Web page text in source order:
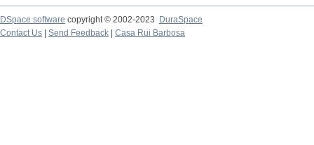
DSpace software copyright © 2002-2023
DuraSpace
Contact Us
Send Feedback Casa Rui Barbosa